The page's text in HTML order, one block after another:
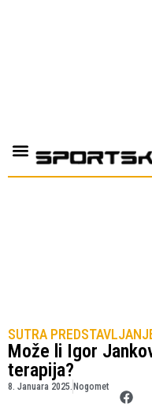
SUTRA
Može li Igor
terapija?
8. Januara 2025. Nogomet